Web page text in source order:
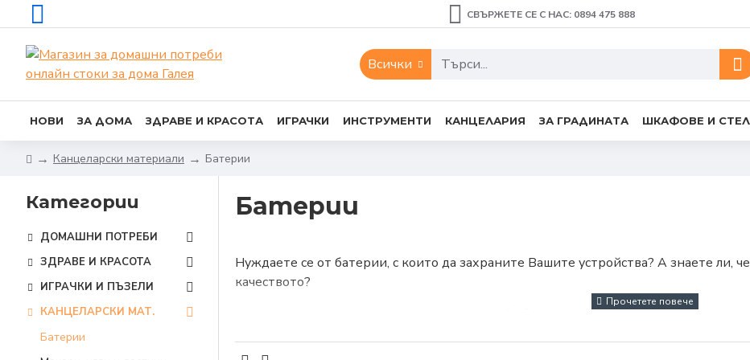
СВЪРЖЕТЕ СЕ С НАС: 0894 475 888
Всички
НОВИ ЗА ДОМА ЗДРАВЕ И КРАСОТА ИГРАЧКИ ИНСТРУМЕНТИ КАНЦЕЛАРИЯ ЗА ГРАДИНАТА ШКАФОВЕ И
Канцеларски материали Батерии
Категории
ДОМАШНИ ПОТРЕБИ
ЗДРАВЕ И КРАСОТА
ИГРАЧКИ И ПЪЗЕЛИ
КАНЦЕЛАРСКИ МАТ.
Батерии
Батерии
Нуждаете се от батерии, с които да захраните Вашите устройства? А знаете ли,
качеството?
Ние – от онлайн магазин за домашни потреби Галея, сме се постарали да